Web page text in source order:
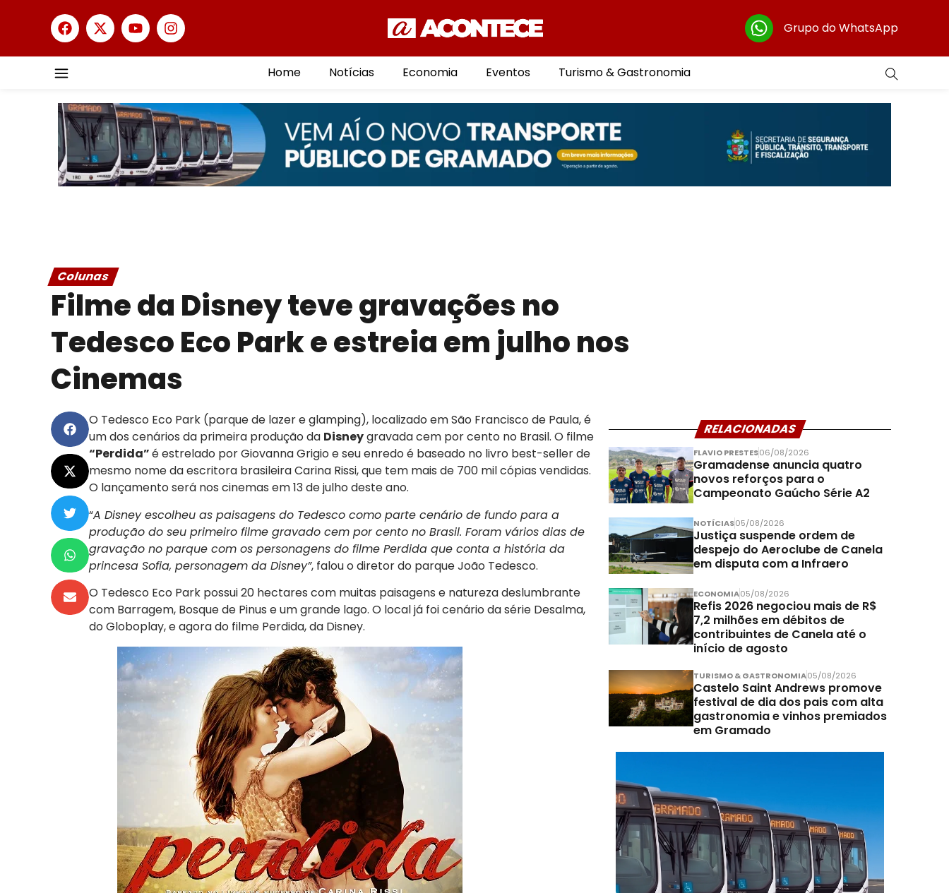
Grupo do WhatsApp
Home Notícias Economia Eventos Turismo & Gastronomia
Colunas
Filme da Disney teve gravações no
Tedesco Eco Park e estreia em julho nos
Cinemas
O Tedesco Eco Park (parque de lazer e glamping), localizado em São Francisco de Paula, é
um dos cenários da primeira produção da Disneygravada cem por cento no Brasil. O filme
“Perdida”é estrelado por Giovanna Grigio e seu enredo é baseado no livro best-seller de
mesmo nome da escritora brasileira Carina Rissi, que tem mais de 700 mil cópias vendidas.
O lançamento será nos cinemas em 13 de julho deste ano.
“A Disney escolheu as paisagens do Tedesco como parte cenário de fundo para a
produção do seu primeiro filme gravado cem por cento no Brasil. Foram vários dias de
gravação no parque com os personagens do filme Perdida que conta a história da
princesa Sofia, personagem da Disney”, falou o diretor do parque João Tedesco.
O Tedesco Eco Park possui 20 hectares com muitas paisagens e natureza deslumbrante
com Barragem, Bosque de Pinus e um grande lago. O local já foi cenário da série Desalma,
do Globoplay, e agora do filme Perdida, da Disney.
RELACIONADAS
FLAVIO PRESTES06/08/2026
Gramadense anuncia quatro
novos reforços para o
Campeonato Gaúcho Série A2
NOTÍCIAS05/08/2026
Justiça suspende ordem de
despejo do Aeroclube de Canela
em disputa com a Infraero
ECONOMIA05/08/2026
Refis 2026 negociou mais de R$
7,2 milhões em débitos de
contribuintes de Canela até o
início de agosto
TURISMO & GASTRONOMIA05/08/2026
Castelo Saint Andrews promove
festival de dia dos pais com alta
gastronomia e vinhos premiados
em Gramado